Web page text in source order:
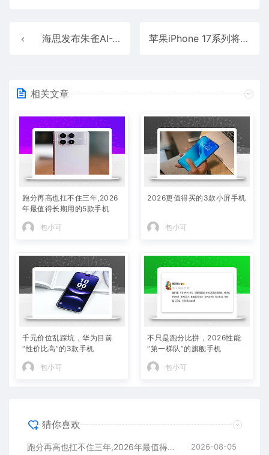
海思发布朱雀AI-Touch手机触控方案：防水防误触 带水也能精准操控 苹果iPhone 17系列将全系涨价50美元：抵消关税、零部件上涨
相关文章
跑分再高也扛不住三年,2026
年最值得长期用的5款手机
包小可
2026更值得买的3款小屏手机
包小可
千元价位乱踩坑，华为目前
“性价比高”的3款手机
包小可
不只是跑分比拼，2026性能
“第一梯队”的旗舰手机
包小可
猜你喜欢
跑分再高也扛不住三年,2026年最值得长期用的5款手机 2026-08-05